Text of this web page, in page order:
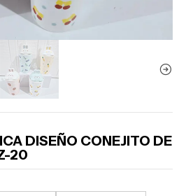
DISEÑO CONEJITO DE
20